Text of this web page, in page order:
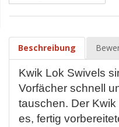
Beschreibung
Kwik Lok Swivels
Vorfächer schnell
tauschen. Der
es, fertig